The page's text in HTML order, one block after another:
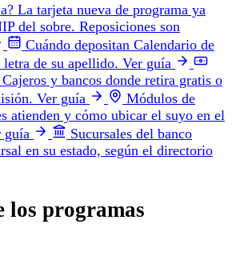
La tarjeta nueva de programa ya
del sobre. Reposiciones son
Cuándo depositan Calendario de
de su apellido. Ver guía
Cajeros y bancos donde retira gratis o
Ver guía
Módulos de
atienden y cómo ubicar el suyo en el
guía
Sucursales del banco
en su estado, según el directorio
los programas